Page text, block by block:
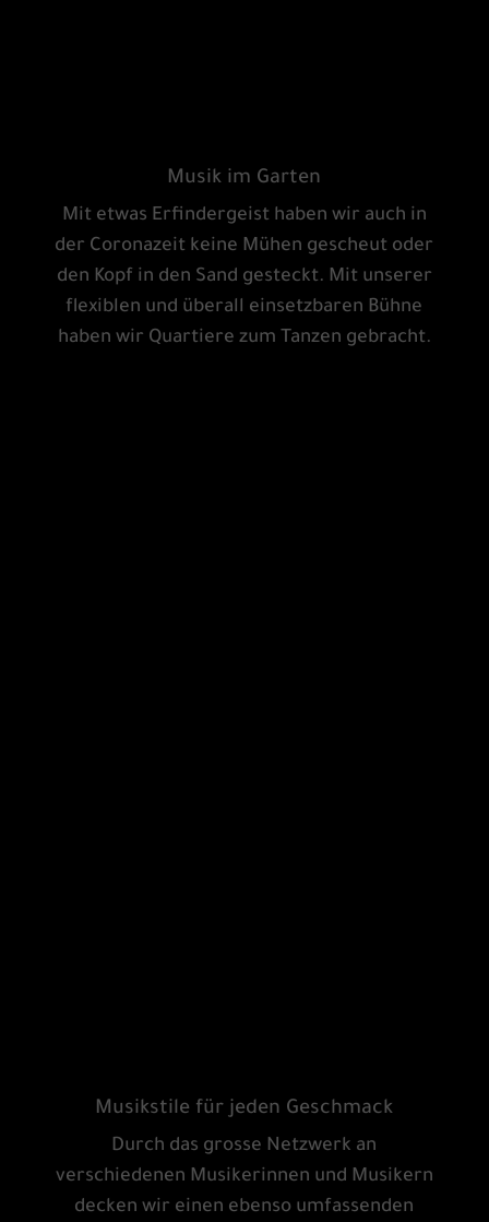
Musik im Garten
Mit etwas Erfindergeist haben wir auch in
der Coronazeit keine Mühen gescheut oder
den Kopf in den Sand gesteckt. Mit unserer
flexiblen und überall einsetzbaren Bühne
haben wir Quartiere zum Tanzen gebracht.
Musikstile für jeden Geschmack
Durch das grosse Netzwerk an
verschiedenen Musikerinnen und Musikern
decken wir einen ebenso umfassenden